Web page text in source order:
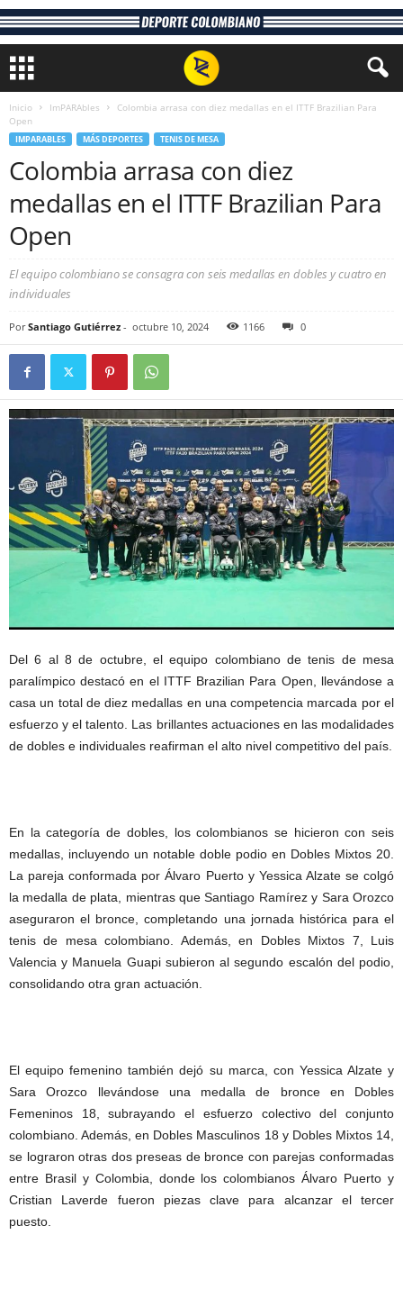
Inicio ImPARAbles
Colombia arrasa con diez medallas en el ITTF Brazilian Para
Open
IMPARABLES MÁS DEPORTES TENIS DE MESA
Colombia arrasa con diez
medallas en el ITTF Brazilian Para
Open
El equipo colombiano se consagra con seis medallas en dobles y cuatro en
individuales
Por Santiago Gutiérrez - octubre 10, 2024 1166 0
Del 6 al 8 de octubre, el equipo colombiano de tenis de mesa
paralímpico destacó en el ITTF Brazilian Para Open, llevándose a
casa un total de diez medallas en una competencia marcada por el
esfuerzo y el talento. Las brillantes actuaciones en las modalidades
de dobles e individuales reafirman el alto nivel competitivo del país.
En la categoría de dobles, los colombianos se hicieron con seis
medallas, incluyendo un notable doble podio en Dobles Mixtos 20.
La pareja conformada por Álvaro Puerto y Yessica Alzate se colgó
la medalla de plata, mientras que Santiago Ramírez y Sara Orozco
aseguraron el bronce, completando una jornada histórica para el
tenis de mesa colombiano. Además, en Dobles Mixtos 7, Luis
Valencia y Manuela Guapi subieron al segundo escalón del podio,
consolidando otra gran actuación.
El equipo femenino también dejó su marca, con Yessica Alzate y
Sara Orozco llevándose una medalla de bronce en Dobles
Femeninos 18, subrayando el esfuerzo colectivo del conjunto
colombiano. Además, en Dobles Masculinos 18 y Dobles Mixtos 14,
se lograron otras dos preseas de bronce con parejas conformadas
entre Brasil y Colombia, donde los colombianos Álvaro Puerto y
Cristian Laverde fueron piezas clave para alcanzar el tercer
puesto.